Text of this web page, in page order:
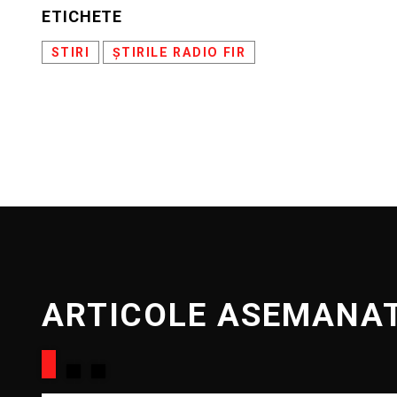
ETICHETE
STIRI ȘTIRILE RADIO FIR
ARTICOLE